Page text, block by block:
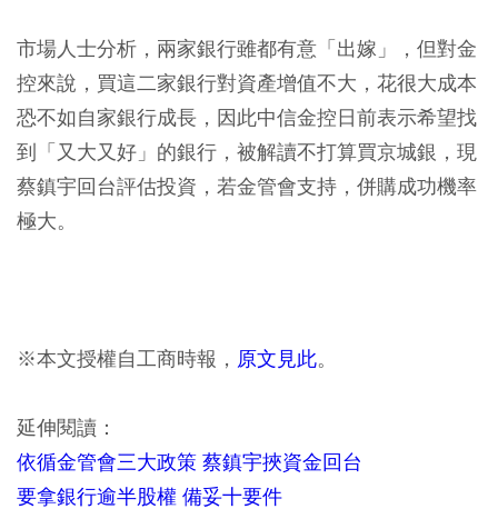
市場人士分析，兩家銀行雖都有意「出嫁」，但對金
控來說，買這二家銀行對資產增值不大，花很大成本
恐不如自家銀行成長，因此中信金控日前表示希望找
到「又大又好」的銀行，被解讀不打算買京城銀，現
蔡鎮宇回台評估投資，若金管會支持，併購成功機率
極大。
※本文授權自工商時報， 原文見此。
延伸閱讀：
依循金管會三大政策 蔡鎮宇挾資金回台
要拿銀行逾半股權 備妥十要件